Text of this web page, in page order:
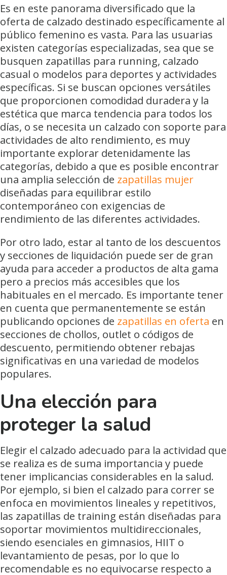
Es en este panorama diversificado que la
oferta de calzado destinado específicamente al
público femenino es vasta. Para las usuarias
existen categorías especializadas, sea que se
busquen zapatillas para running, calzado
casual o modelos para deportes y actividades
específicas. Si se buscan opciones versátiles
que proporcionen comodidad duradera y la
estética que marca tendencia para todos los
días, o se necesita un calzado con soporte para
actividades de alto rendimiento, es muy
importante explorar detenidamente las
categorías, debido a que es posible encontrar
una amplia selección de zapatillas mujer
diseñadas para equilibrar estilo
contemporáneo con exigencias de
rendimiento de las diferentes actividades.
Por otro lado, estar al tanto de los descuentos
y secciones de liquidación puede ser de gran
ayuda para acceder a productos de alta gama
pero a precios más accesibles que los
habituales en el mercado. Es importante tener
en cuenta que permanentemente se están
publicando opciones de zapatillas en oferta en
secciones de chollos, outlet o códigos de
descuento, permitiendo obtener rebajas
significativas en una variedad de modelos
populares.
Una elección para
proteger la salud
Elegir el calzado adecuado para la actividad que
se realiza es de suma importancia y puede
tener implicancias considerables en la salud.
Por ejemplo, si bien el calzado para correr se
enfoca en movimientos lineales y repetitivos,
las zapatillas de training están diseñadas para
soportar movimientos multidireccionales,
siendo esenciales en gimnasios, HIIT o
levantamiento de pesas, por lo que lo
recomendable es no equivocarse respecto a